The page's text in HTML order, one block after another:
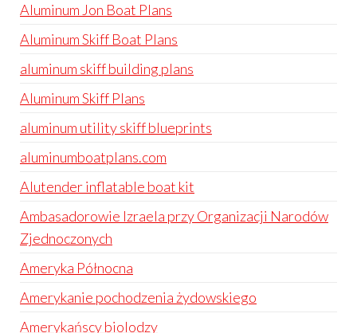
Aluminum Jon Boat Plans
Aluminum Skiff Boat Plans
aluminum skiff building plans
Aluminum Skiff Plans
aluminum utility skiff blueprints
aluminumboatplans.com
Alutender inflatable boat kit
Ambasadorowie Izraela przy Organizacji Narodów
Zjednoczonych
Ameryka Północna
Amerykanie pochodzenia żydowskiego
Amerykańscy biolodzy